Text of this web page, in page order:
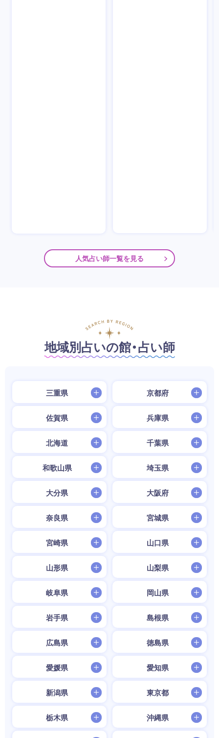
人気占い師一覧を見る
地域別占いの館・占い師
三重県 京都府
佐賀県 兵庫県
北海道 千葉県
和歌山県 埼玉県
大分県 大阪府
奈良県 宮城県
宮崎県 山口県
山形県 山梨県
岐阜県 岡山県
岩手県 島根県
広島県 徳島県
愛媛県 愛知県
新潟県 東京都
栃木県 沖縄県